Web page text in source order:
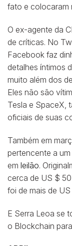
fato e colocaram
O ex-agente da
de críticas. No
Facebook faz
detalhes íntimos
muito além dos
Eles não são
Tesla e SpaceX,
oficiais de suas
Também em
pertencente a
em leilão.
cerca de US $
foi de mais de
E Serra Leoa se
o Blockchain